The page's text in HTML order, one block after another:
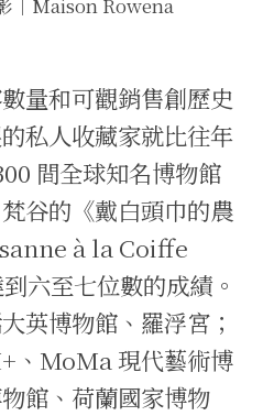
｜Maison Rowena
量和可觀銷售創歷史
私人收藏家就比往年
間全球知名博物館
谷的《戴白頭巾的農
à la Coiffe
六至七位數的成績。
英博物館、羅浮宮；
、MoMa 現代藝術博
館、荷蘭國家博物